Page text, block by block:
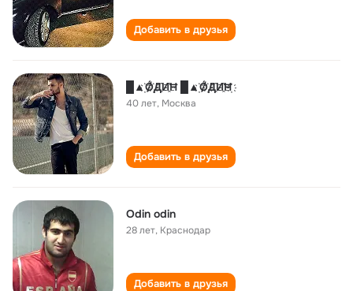
Добавить в друзья
█▲҉Ǿ҉Д҈И҈Ħ █▲҉Ǿ҉Д҈И҈Ħ҉
40 лет, Москва
Добавить в друзья
Odin odin
28 лет, Краснодар
Добавить в друзья